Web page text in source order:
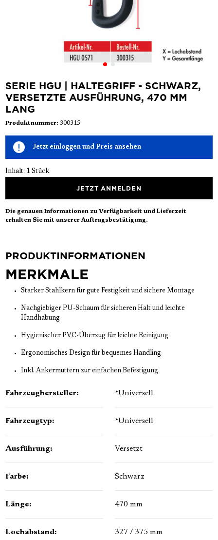
SERIE HGU | HALTEGRIFF - SCHWARZ,
VERSETZTE AUSFÜHRUNG, 470 MM
LANG
Produktnummer: 300315
Jetzt einloggen und Preis ansehen
Inhalt: 1 Stück
JETZT ANMELDEN
Die genauen Informationen zu Verfügbarkeit und Lieferzeit
erhalten Sie mit unserer Auftragsbestätigung.
PRODUKTINFORMATIONEN
MERKMALE
Starker Stahlkern für gute Festigkeit und sichere Montage
Nachgiebiger PU-Schaum für sicheren Halt und leichte
Handhabung
Hygienischer PVC-Überzug für leichte Reinigung
Ergonomisches Design für bequemes Handling
Inkl. Ankermuttern zur einfachen Befestigung
Fahrzeughersteller: *Universell
Fahrzeugtyp: *Universell
Ausführung: Versetzt
Farbe: Schwarz
Länge: 470 mm
Lochabstand: 327 / 375 mm